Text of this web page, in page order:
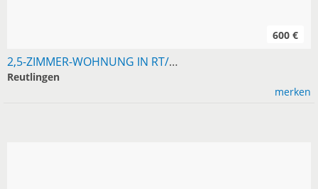
2,5-ZIMMER-WOHNUNG IN RT/NORD FÜR RUHIGE EINZELPERSON
600 €
Reutlingen
merken